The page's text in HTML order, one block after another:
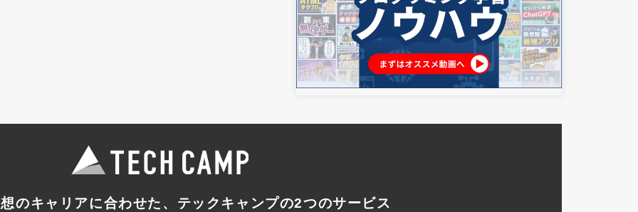
のキャリアに合わせた 、テックキャンプの2つのサービス